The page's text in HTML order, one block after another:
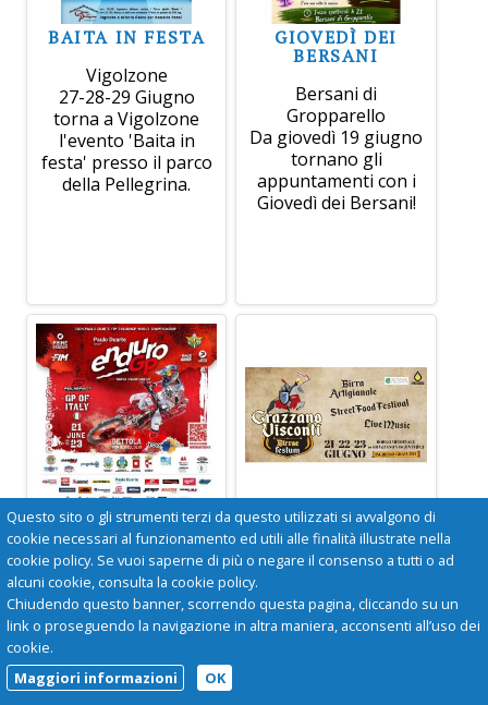
BAITA IN FESTA
Vigolzone
27-28-29 Giugno
torna a Vigolzone
l'evento 'Baita in
festa' presso il parco
della Pellegrina.
GIOVEDÌ DEI
BERSANI
Bersani di
Gropparello
Da giovedì 19 giugno
tornano gli
appuntamenti con i
Giovedì dei Bersani!
CAMPIONATO
MONDIALE
ENDURO GP
Bettola
21-22-23 giugno
BIRRAE FESTUM
Grazzano Visconti
borgo neomedievale
di Grazzano Visconti
Questo sito o gli strumenti terzi da questo utilizzati si avvalgono di
cookie necessari al funzionamento ed utili alle finalità illustrate nella
cookie policy. Se vuoi saperne di più o negare il consenso a tutti o ad
alcuni cookie, consulta la cookie policy.
Chiudendo questo banner, scorrendo questa pagina, cliccando su un
link o proseguendo la navigazione in altra maniera, acconsenti all’uso dei
cookie.
Maggiori informazioni
OK